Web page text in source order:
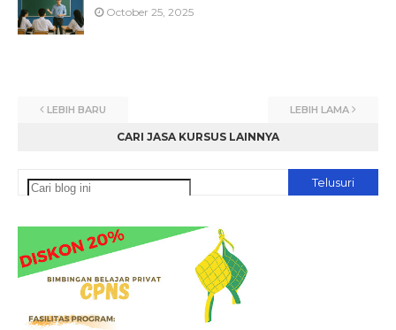
October 25, 2025
LEBIH BARU LEBIH LAMA
CARI JASA KURSUS LAINNYA